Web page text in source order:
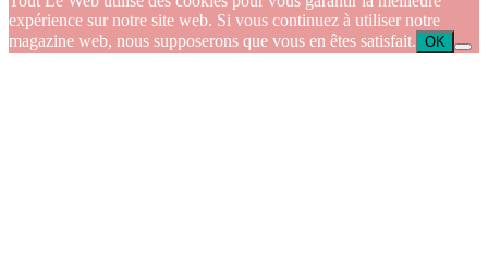
expérience sur notre site web. Si vous continuez à utiliser notre
magazine web, nous supposerons que vous en êtes satisfait. OK